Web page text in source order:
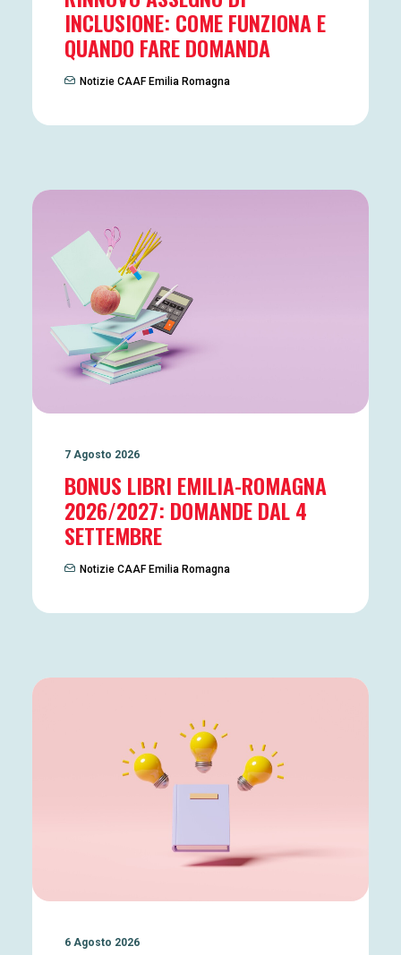
INCLUSIONE: COME FUNZIONA E
QUANDO FARE DOMANDA
Notizie CAAF Emilia Romagna
7 Agosto 2026
BONUS LIBRI EMILIA-ROMAGNA
2026/2027: DOMANDE DAL 4
SETTEMBRE
Notizie CAAF Emilia Romagna
6 Agosto 2026